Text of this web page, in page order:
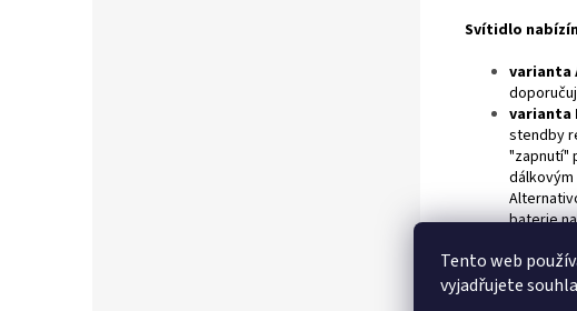
Tento web
vyjadřujete
Svítidlo
varianta
varianta
stendby
"zapnutí"
baterie
Nabíjení:Baterii
(telefonní)
svítidlo sundalo